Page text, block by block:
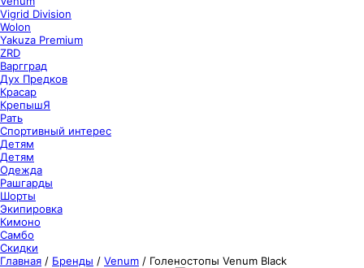
Vigrid Division
Wolon
Yakuza Premium
ZRD
Варгград
Дух Предков
Красар
КрепышЯ
Рать
Спортивный интерес
Детям
Детям
Одежда
Рашгарды
Шорты
Экипировка
Кимоно
Самбо
Скидки
Главная / Бренды / Venum / Голеностопы Venum Black